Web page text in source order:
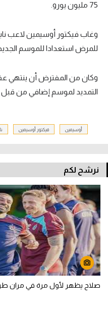
75 مليون يورو.
وغاب فيكتور أوسيمين لاعب
للمرض استعدادا للموسم
التمديد لموسم إضافي من قبل
أوسيمين فيكتور أوسيمين
نرشح لكم
صلاح يظهر لأول مرة في مران